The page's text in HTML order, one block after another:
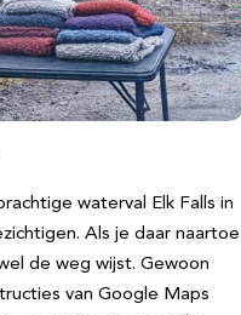
waterval Elk Falls in
Als je daar naartoe
de weg wijst. Gewoon
van Google Maps